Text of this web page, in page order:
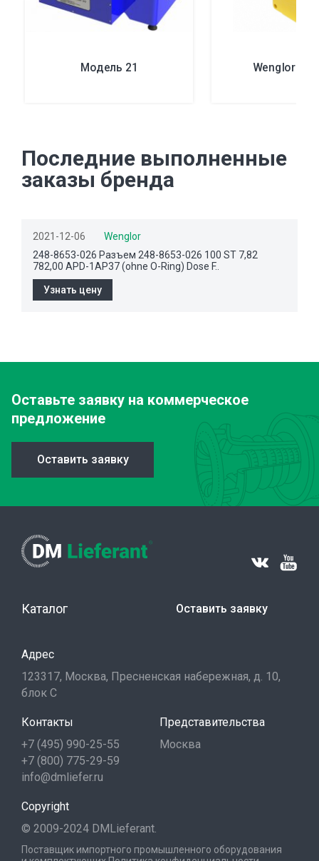
Модель 21 Wenglor
Последние выполненные
заказы бренда
2021-12-06
Wenglor
248-8653-026 Разъем 248-8653-026 100 ST 7,82
782,00 APD-1AP37 (ohne O-Ring) Dose F..
Узнать цену
Оставьте заявку на коммерческое
предложение
Оставить заявку
Каталог Оставить заявку
Адрес
123317, Москва, Пресненская набережная, д. 10,
блок С
Контакты
+7 (495) 990-25-55
+7 (800) 775-29-59
info@dmliefer.ru
Представительства
Москва
Copyright
© 2009-2024 DMLieferant.
Поставщик импортного промышленного оборудования